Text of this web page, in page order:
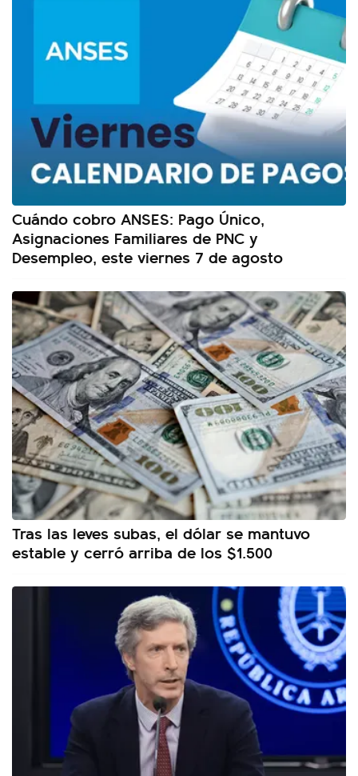
Cuándo cobro ANSES: Pago Único,
Asignaciones Familiares de PNC y
Desempleo, este viernes 7 de agosto
Tras las leves subas, el dólar se mantuvo
estable y cerró arriba de los $1.500